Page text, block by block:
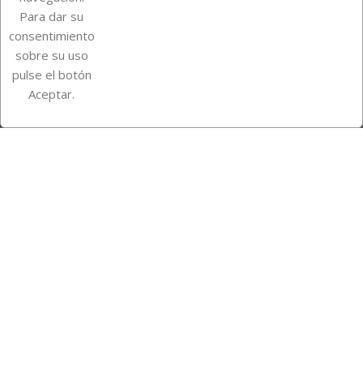
Información de la tienda
InstagramTikTok
Para dar su
consentimiento
sobre su uso
pulse el botón
Aceptar.